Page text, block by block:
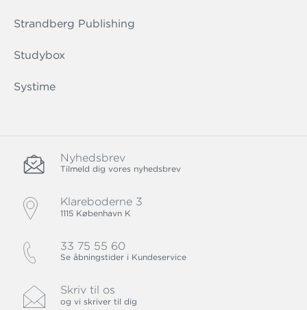
Strandberg Publishing
Studybox
Systime
Nyhedsbrev
Tilmeld dig vores nyhedsbrev
Klareboderne 3
1115 København K
33 75 55 60
Se åbningstider i Kundeservice
Skriv til os
og vi skriver til dig